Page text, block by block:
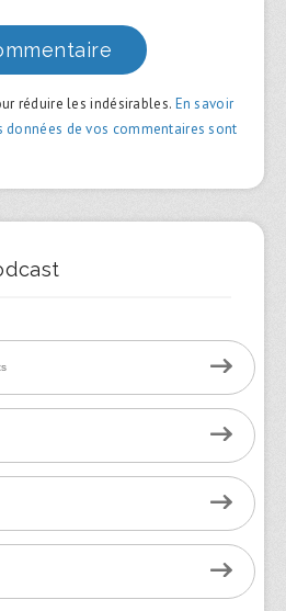
réduire les indésirables. En savoir
de vos commentaires sont